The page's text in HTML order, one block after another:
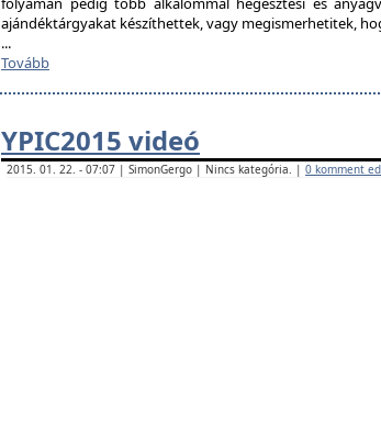
ajándéktárgyakat készíthettek, vagy megismerhetitek,
...
Tovább
YPIC2015 videó
2015. 01. 22. - 07:07 | SimonGergo | Nincs kategória. | 0 komment